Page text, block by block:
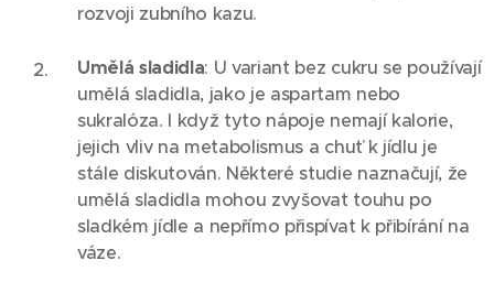
rozvoji zubního kazu.
Umělá sladidla: U variant bez cukru se používají
umělá sladidla, jako je aspartam nebo
sukralóza. I když tyto nápoje nemají kalorie,
jejich vliv na metabolismus a chuť k jídlu je
stále diskutován. Některé studie naznačují, že
umělá sladidla mohou zvyšovat touhu po
sladkém jídle a nepřímo přispívat k přibírání na
váze.